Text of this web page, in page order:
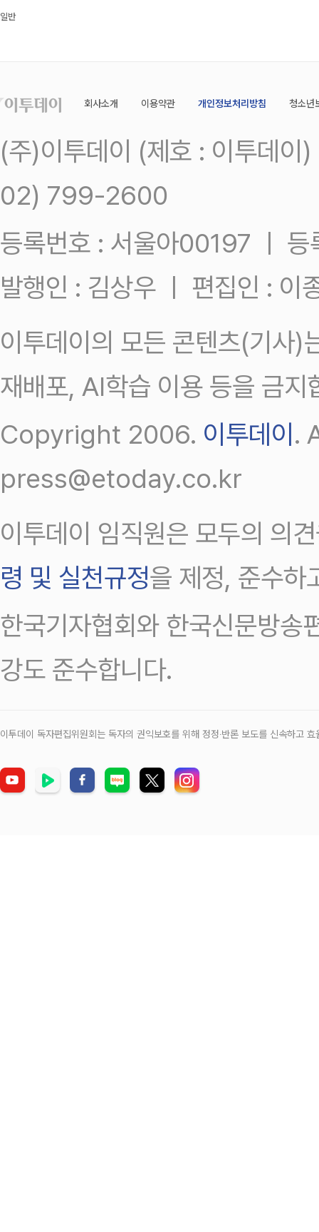
일반
회사소개 이용약관 개인정보처리방침 청소년
(주)이투데이 (제호 : 이투데
02) 799-2600
등록번호 : 서울아00197 ㅣ
발행인 : 김상우 ㅣ 편집인 : 이
이투데이의 모든 콘텐츠(기사)
재배포, AI학습 이용 등을 금지
Copyright 2006. 이투데이 .
press@etoday.co.kr
이투데이 임직원은 모두의 의
령 및 실천규정을 제정, 준수하
한국기자협회와 한국신문방송
강도 준수합니다.
이투데이 독자편집위원회는 독자의 권익보호를 위해 정정‧반론 보도를 신속하고